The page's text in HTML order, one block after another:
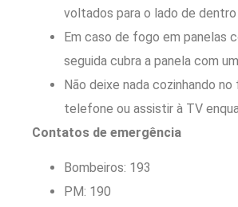
voltados para o lado de
Em caso de fogo em panelas
seguida cubra a panela com
Não deixe nada cozinhando
telefone ou assistir à TV
Contatos de emergência
Bombeiros: 193
PM: 190